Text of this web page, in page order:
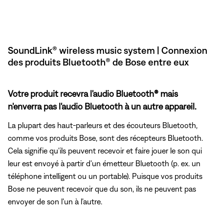
SoundLink® wireless music system | Connexion
des produits Bluetooth® de Bose entre eux
Votre produit recevra l'audio Bluetooth® mais
n'enverra pas l'audio Bluetooth à un autre appareil.
La plupart des haut-parleurs et des écouteurs Bluetooth,
comme vos produits Bose, sont des récepteurs Bluetooth.
Cela signifie qu'ils peuvent recevoir et faire jouer le son qui
leur est envoyé à partir d'un émetteur Bluetooth (p. ex. un
téléphone intelligent ou un portable). Puisque vos produits
Bose ne peuvent recevoir que du son, ils ne peuvent pas
envoyer de son l'un à l'autre.